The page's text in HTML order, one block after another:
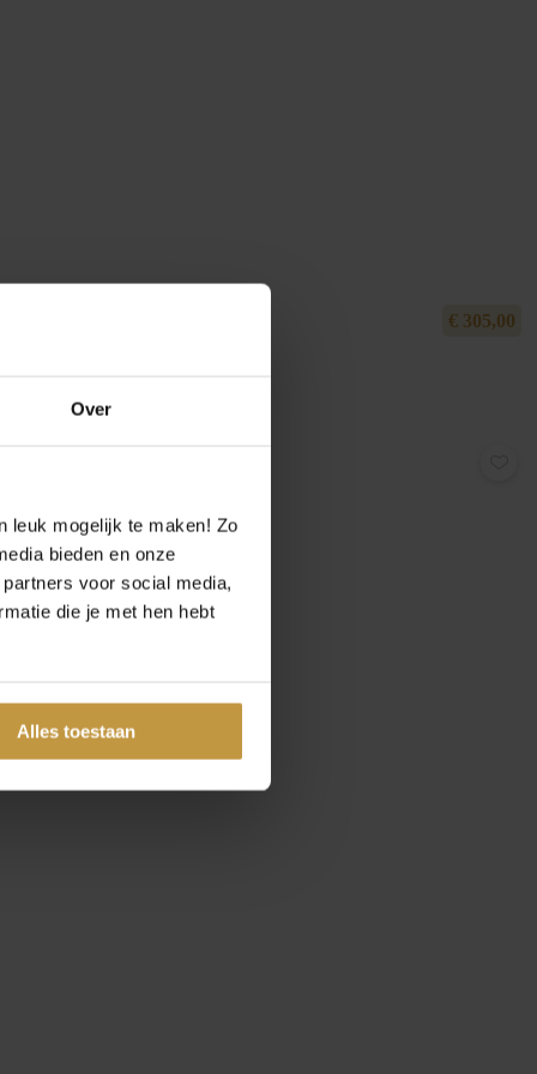
Over
leuk mogelijk te maken! Zo
bieden en onze
voor social media,
die je met hen hebt
Alles toestaan
€ 305,00